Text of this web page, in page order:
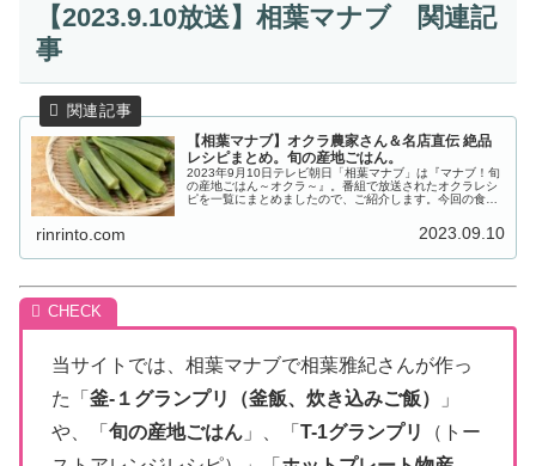
【2023.9.10放送】相葉マナブ 関連記
事
【相葉マナブ】オクラ農家さん＆名店直伝 絶品
レシピまとめ。旬の産地ごはん。
2023年9月10日テレビ朝日「相葉マナブ」は『マナブ！旬
の産地ごはん～オクラ～』。番組で放送されたオクラレシ
ピを一覧にまとめましたので、ご紹介します。今回の食材
rinrinto.com 2023.09.10
当サイトでは、相葉マナブで相葉雅紀さんが作っ
た「 釜-１グランプリ（釜飯、炊き込みご飯）
」
や、「 旬の産地ごはん 」、「 T-1グランプリ
（トー